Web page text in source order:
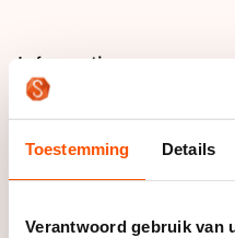
Toestemming Details
Verantwoord gebruik van
Informatie
Deelnemerslijst